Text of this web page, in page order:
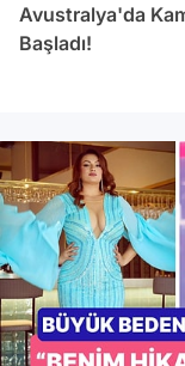
Avustralya'da
Başladı!